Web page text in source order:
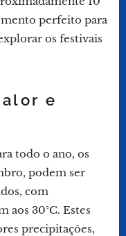
perfeito para
os festivais
e
todo o ano, os
podem ser
com
aos 30°C. Estes
precipitações,